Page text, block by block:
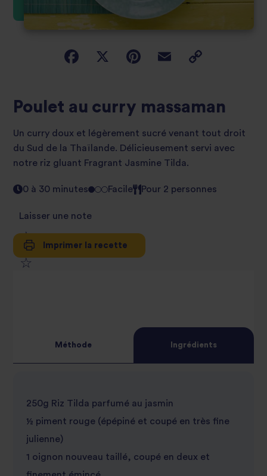
Poulet au curry massaman
Un curry doux et légèrement sucré venant tout droit
du Sud de la Thaïlande. Délicieusement servi avec
notre riz gluant Fragrant Jasmine Tilda.
0 à 30 minutes Facile Pour 2 personnes
Laisser une note
1
review
Imprimer la recette
Méthode Ingrédients
250g Riz Tilda parfumé au jasmin
½ piment rouge (épépiné et coupé en très fine
julienne)
1 oignon nouveau taillé, coupé en deux et